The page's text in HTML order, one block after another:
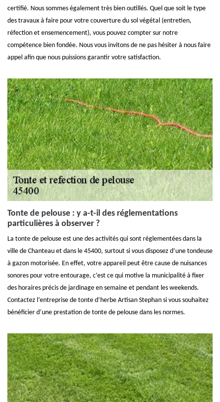
certifié. Nous sommes également très bien outillés. Quel que soit le type
des travaux à faire pour votre couverture du sol végétal (entretien,
réfection et ensemencement), vous pouvez compter sur notre
compétence bien fondée. Nous vous invitons de ne pas hésiter à nous faire
appel afin que nous puissions garantir votre satisfaction.
Tonte de pelouse : y a-t-il des réglementations
particulières à observer ?
La tonte de pelouse est une des activités qui sont réglementées dans la
ville de Chanteau et dans le 45400, surtout si vous disposez d’une tondeuse
à gazon motorisée. En effet, votre appareil peut être cause de nuisances
sonores pour votre entourage, c’est ce qui motive la municipalité à fixer
des horaires précis de jardinage en semaine et pendant les weekends.
Contactez l’entreprise de tonte d’herbe Artisan Stephan si vous souhaitez
bénéficier d’une prestation de tonte de pelouse dans les normes.